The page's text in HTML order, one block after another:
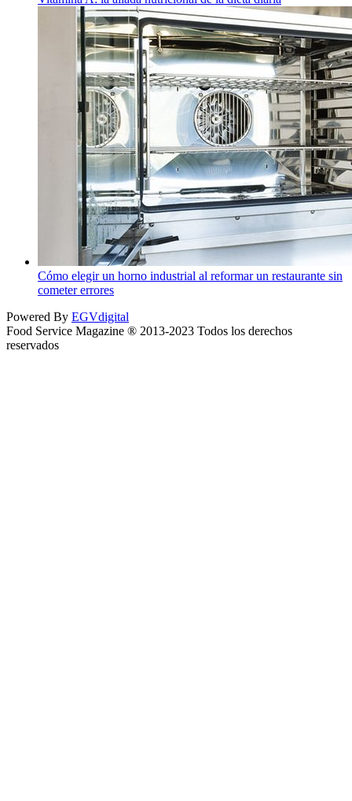
Cómo elegir un horno industrial al reformar un restaurante sin
cometer errores
Powered By EGVdigital
Food Service Magazine ® 2013-2023 Todos los derechos
reservados